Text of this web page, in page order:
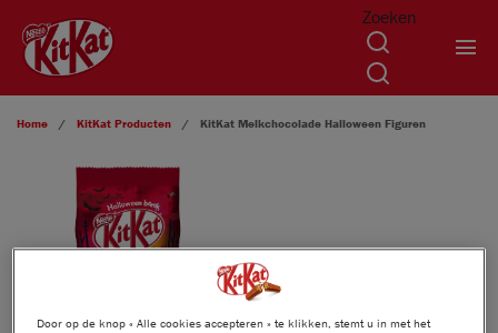
Zoeken
Home KitKat Producten KitKat Melkchocolade Halloween Figuren
Door op de knop « Alle cookies accepteren » te klikken, stemt u in met het